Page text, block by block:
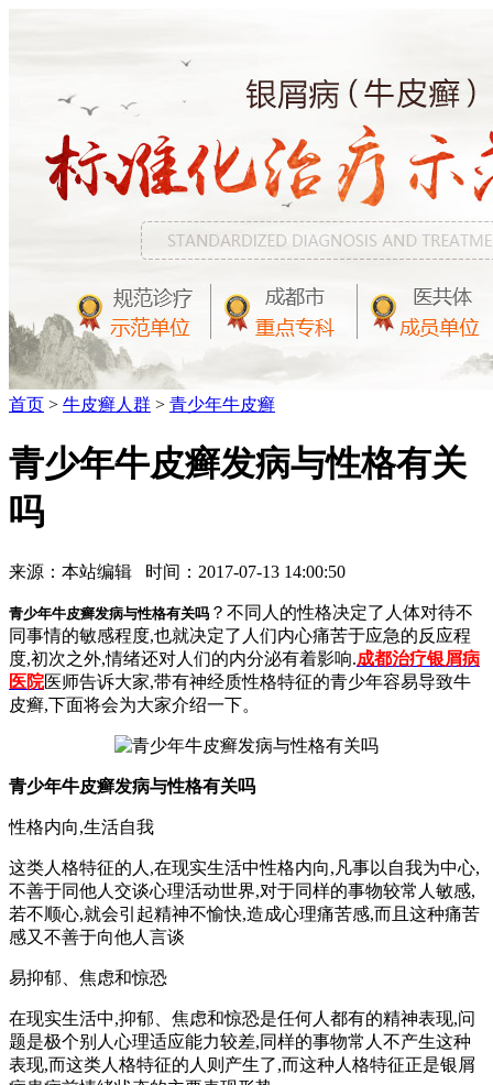
首页 > 牛皮癣人群 > 青少年牛皮癣
青少年牛皮癣发病与性格有关
吗
来源：本站编辑 时间：2017-07-13 14:00:50
青少年牛皮癣发病与性格有关吗 ？不同人的性格决定了人体对待不
同事情的敏感程度,也就决定了人们内心痛苦于应急的反应程
度,初次之外,情绪还对人们的内分泌有着影响.成都治疗银屑病
医院医师告诉大家,带有神经质性格特征的青少年容易导致牛
皮癣,下面将会为大家介绍一下。
青少年牛皮癣发病与性格有关吗
性格内向,生活自我
这类人格特征的人,在现实生活中性格内向,凡事以自我为中心,
不善于同他人交谈心理活动世界,对于同样的事物较常人敏感,
若不顺心,就会引起精神不愉快,造成心理痛苦感,而且这种痛苦
感又不善于向他人言谈
易抑郁、焦虑和惊恐
在现实生活中,抑郁、焦虑和惊恐是任何人都有的精神表现,问
题是极个别人心理适应能力较差,同样的事物常人不产生这种
表现,而这类人格特征的人则产生了,而这种人格特征正是银屑